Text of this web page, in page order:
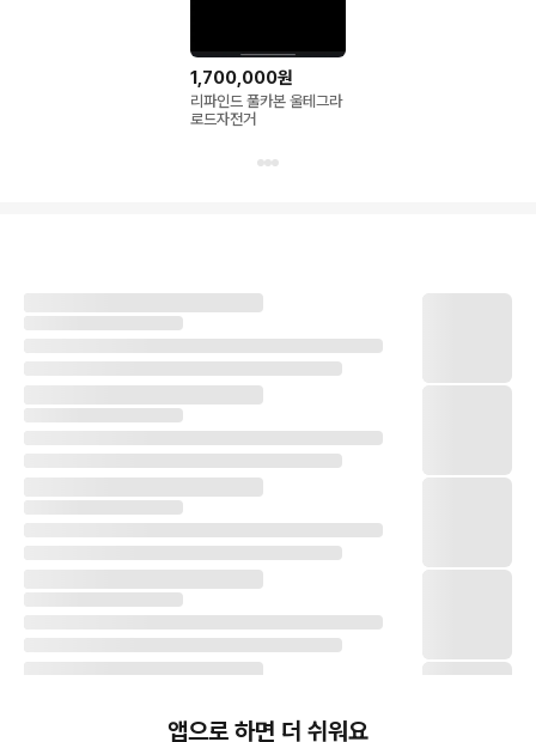
1,700,000원
리파인드 풀카본 울테그라
로드자전거
앱으로 하면 더 쉬워요